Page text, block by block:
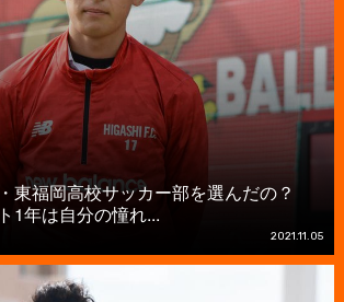
東福岡高校サッカー部を選んだの？
1年は自分の憧れ...
2021.11.05